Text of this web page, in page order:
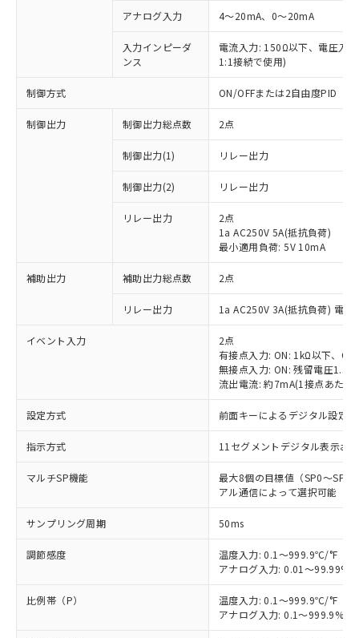
アナログ入力 4～20mA、0～20mA
入力インピーダ
ンス
電流入力: 150Ω以下、電圧入
1:1接続で使用)
制御方式 ON/OFFまたは2自由度PID（
制御出力 制御出力総点数 2点
制御出力(1) リレー出力
制御出力(2) リレー出力
リレー出力
2点
1a AC250V 5A(抵抗負荷)
最小適用負荷: 5V 10mA
補助出力 補助出力総点数 2点
リレー出力 1a AC250V 3A(抵抗負荷) 電
イベント入力
2点
有接点入力: ON: 1kΩ以下、
無接点入力: ON: 残留電圧1.5V
流出電流: 約7mA(1接点あたり)
設定方式 前面キーによるデジタル設定
指示方式 11セグメントデジタル表示お
マルチSP機能
最大8個の目標値（SP0～SP7
アル通信によって選択可能
サンプリング周期 50ms
調節感度
温度入力: 0.1～999.9℃/°F（
アナログ入力: 0.01～
比例帯（P）
温度入力: 0.1～999.9℃/°F（
アナログ入力: 0.1～999.9%FS